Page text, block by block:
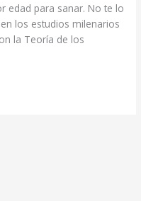
edad para sanar. No te lo
los estudios milenarios
la Teoría de los